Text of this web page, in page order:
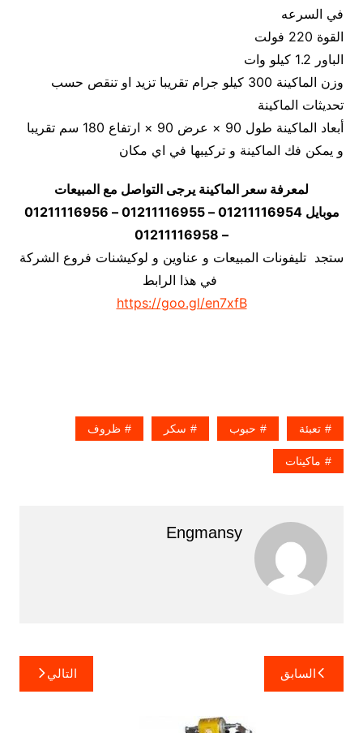
في السرعه
القوة 220 فولت
الباور 1.2 كيلو وات
وزن الماكينة 300 كيلو جرام تقريبا تزيد او تنقص حسب
تحديثات الماكينة
أبعاد الماكينة طول 90 × عرض 90 × ارتفاع 180 سم تقريبا
و يمكن فك الماكينة و تركيبها في اي مكان
لمعرفة سعر الماكينة يرجى التواصل مع المبيعات
موبايل 01211116954 – 01211116955 – 01211116956
– 01211116958
ستجد تليفونات المبيعات و عناوين و لوكيشنات فروع الشركة
في هذا الرابط
https://goo.gl/en7xfB
تعبئة حبوب سكر ظروف
ماكينات
Engmansy
تصفّح
المقالات
السابق التالي